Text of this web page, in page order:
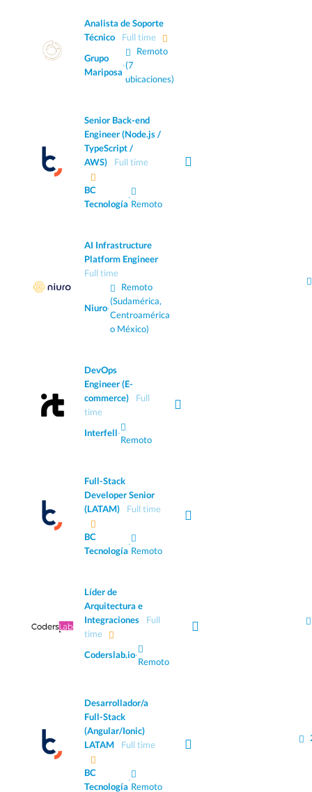
Analista de Soporte
Técnico
Full time
Grupo
Mariposa
·
Remoto
(7
ubicaciones)
Senior Back-end
Engineer (Node.js /
TypeScript /
AWS)
Full time
BC
Tecnología
·
Remoto
AI Infrastructure
Platform Engineer
Full time
Niuro·
Remoto
(Sudamérica,
Centroamérica
o México)
DevOps
Engineer (E-
commerce)
Full
time
Interfell·
Remoto
Full-Stack
Developer Senior
(LATAM)
Full time
BC
Tecnología
·
Remoto
Líder de
Arquitectura e
Integraciones
Full
time
Coderslab.io·
Remoto
Desarrollador/a
Full-Stack
(Angular/Ionic)
LATAM
Full time
BC
Tecnología
·
Remoto